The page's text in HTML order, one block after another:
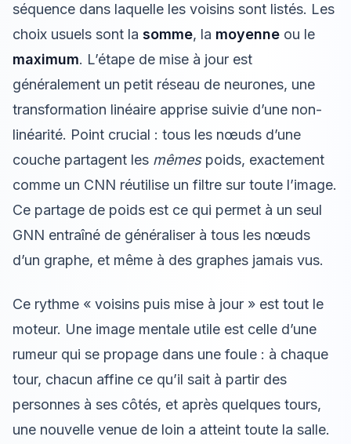
séquence dans laquelle les voisins sont listés. Les
choix usuels sont la somme, la moyenne ou le
maximum. L’étape de mise à jour est
généralement un petit réseau de neurones, une
transformation linéaire apprise suivie d’une non-
linéarité. Point crucial : tous les nœuds d’une
couche partagent les mêmespoids, exactement
comme un CNN réutilise un filtre sur toute l’image.
Ce partage de poids est ce qui permet à un seul
GNN entraîné de généraliser à tous les nœuds
d’un graphe, et même à des graphes jamais vus.
Ce rythme « voisins puis mise à jour » est tout le
moteur. Une image mentale utile est celle d’une
rumeur qui se propage dans une foule : à chaque
tour, chacun affine ce qu’il sait à partir des
personnes à ses côtés, et après quelques tours,
une nouvelle venue de loin a atteint toute la salle.